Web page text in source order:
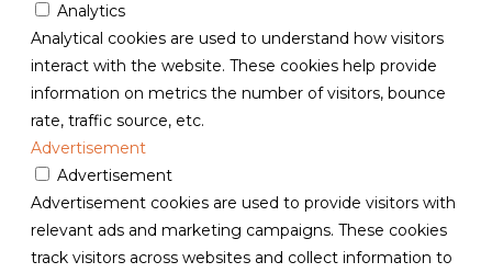
Analytics
Analytical cookies are used to understand how visitors
interact with the website. These cookies help provide
information on metrics the number of visitors, bounce
rate, traffic source, etc.
Advertisement
Advertisement
Advertisement cookies are used to provide visitors with
relevant ads and marketing campaigns. These cookies
track visitors across websites and collect information to